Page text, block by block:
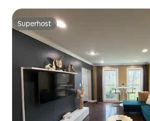
Superhost
Superhost